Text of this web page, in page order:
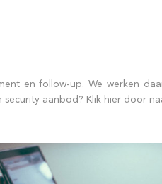
en follow-up. We werken
security aanbod? Klik hier door